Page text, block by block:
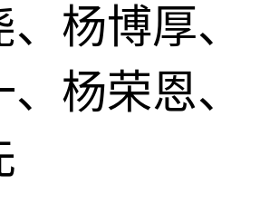
杨博厚、
杨荣恩、